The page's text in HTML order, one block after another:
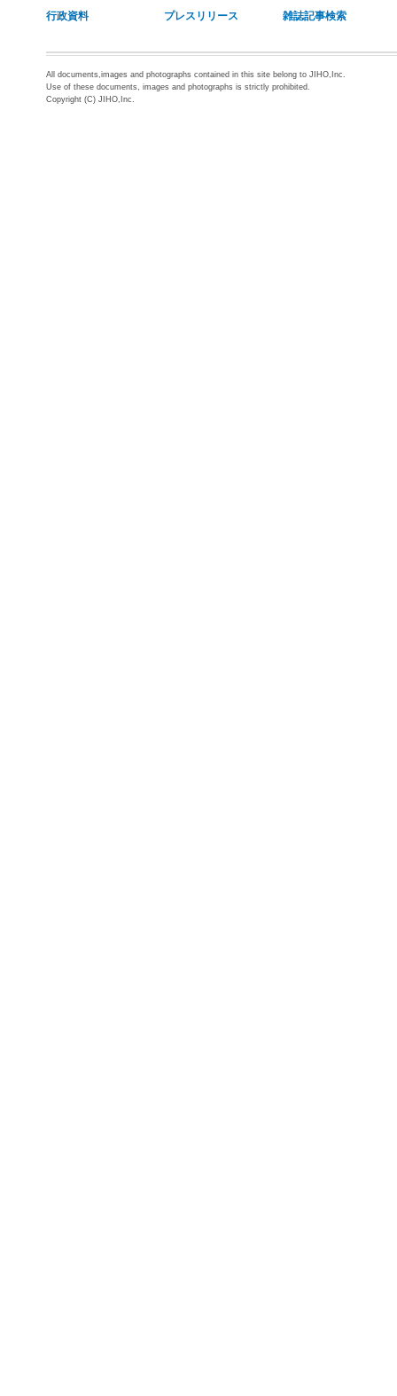
行政資料 プレスリリース 雑誌記事検索
All documents,images and photographs contained in this site belong to JIHO,Inc.
Use of these documents, images and photographs is strictly prohibited.
Copyright (C) JIHO,Inc.